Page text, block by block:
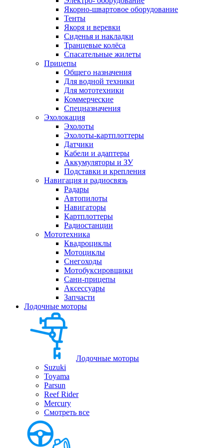
Якорно-швартовое оборудование
Тенты
Якоря и веревки
Сиденья и накладки
Транцевые колёса
Спасательные жилеты
Прицепы
Общего назначения
Для водной техники
Для мототехники
Коммерческие
Спецназначения
Эхолокация
Эхолоты
Эхолоты-картплоттеры
Датчики
Кабели и адаптеры
Аккумуляторы и ЗУ
Подставки и крепления
Навигация и радиосвязь
Радары
Автопилоты
Навигаторы
Картплоттеры
Радиостанции
Мототехника
Квадроциклы
Мотоциклы
Снегоходы
Мотобуксировщики
Сани-прицепы
Аксессуары
Запчасти
Лодочные моторы
Лодочные моторы
Suzuki
Toyama
Parsun
Reef Rider
Mercury
Смотреть все